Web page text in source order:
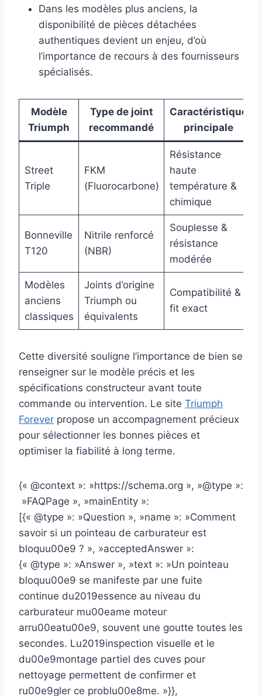
Dans les modèles plus anciens, la
disponibilité de pièces détachées
authentiques devient un enjeu, d’où
l’importance de recours à des fournisseurs
spécialisés.
Modèle
Triumph
Type de joint
recommandé
Caractéristique
principale
Street
Triple
FKM
(Fluorocarbone)
Résistance
haute
température &
chimique
Bonneville
T120
Nitrile renforcé
(NBR)
Souplesse &
résistance
modérée
Modèles
anciens
classiques
Joints d’origine
Triumph ou
équivalents
Compatibilité &
fit exact
Cette diversité souligne l’importance de bien se
renseigner sur le modèle précis et les
spécifications constructeur avant toute
commande ou intervention. Le site Triumph
Forever propose un accompagnement précieux
pour sélectionner les bonnes pièces et
optimiser la fiabilité à long terme.
{« @context »: »https://schema.org », »@type »:
»FAQPage », »mainEntity »:
[{« @type »: »Question », »name »: »Comment
savoir si un pointeau de carburateur est
bloquu00e9 ? », »acceptedAnswer »:
{« @type »: »Answer », »text »: »Un pointeau
bloquu00e9 se manifeste par une fuite
continue du2019essence au niveau du
carburateur mu00eame moteur
arru00eatu00e9, souvent une goutte toutes les
secondes. Lu2019inspection visuelle et le
du00e9montage partiel des cuves pour
nettoyage permettent de confirmer et
ru00e9gler ce problu00e8me. »}},